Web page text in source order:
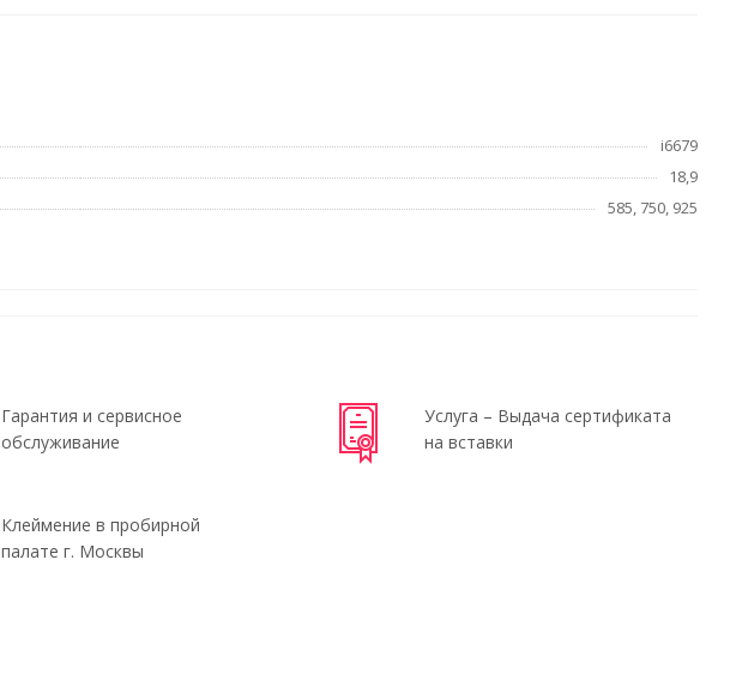
i6679
18,9
585, 750, 925
Гарантия и сервисное
обслуживание
Услуга – Выдача сертификата
на вставки
Клеймение в пробирной
палате г. Москвы